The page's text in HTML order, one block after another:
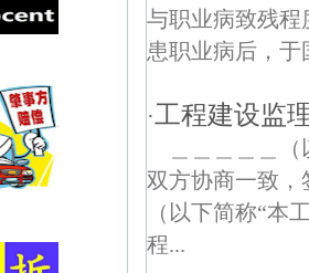
与职业病致残程
患职业病后，
·工程建设监
＿＿＿＿＿
双方协商一致
（以下简称“
程...